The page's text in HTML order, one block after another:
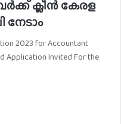
ക്ലീൻ കേരള
നേടാം
2023 for Accountant
Application Invited For the